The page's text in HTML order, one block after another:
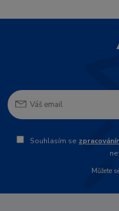
Souhlasím se
Můžete